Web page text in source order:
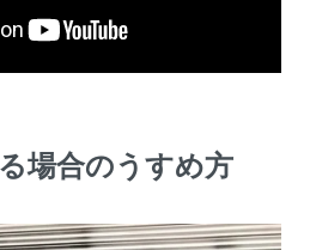
場合のうすめ方